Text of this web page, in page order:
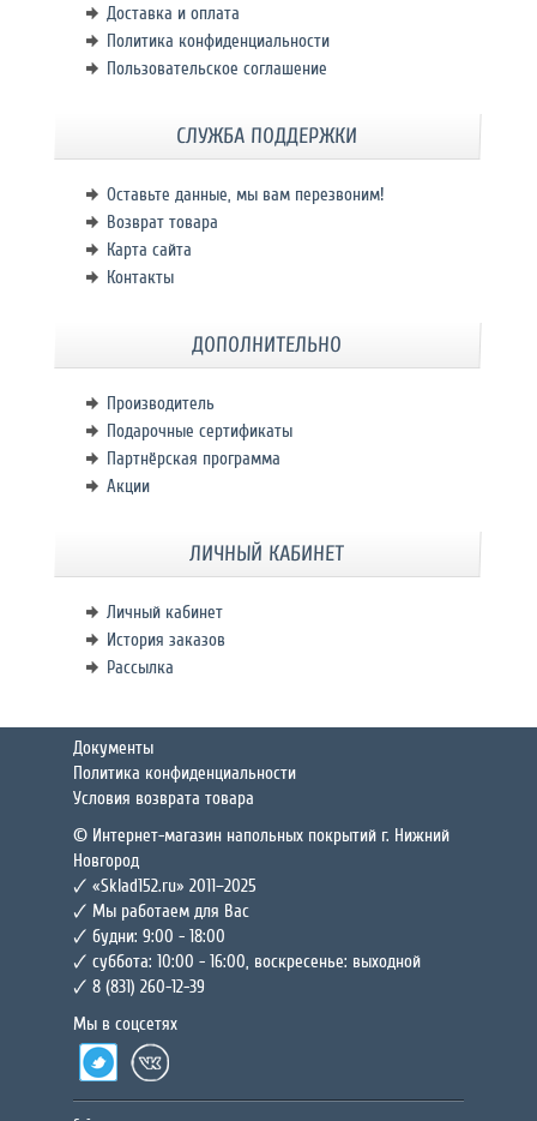
Доставка и оплата
Политика конфиденциальности
Пользовательское соглашение
СЛУЖБА ПОДДЕРЖКИ
Оставьте данные, мы вам перезвоним!
Возврат товара
Карта сайта
Контакты
ДОПОЛНИТЕЛЬНО
Производитель
Подарочные сертификаты
Партнёрская программа
Акции
ЛИЧНЫЙ КАБИНЕТ
Личный кабинет
История заказов
Рассылка
Документы
Политика конфиденциальности
Условия возврата товара
© Интернет-магазин напольных покрытий г. Нижний
Новгород
🗸 «Sklad152.ru» 2011–2025
🗸 Мы работаем для Вас
🗸 будни: 9:00 - 18:00
🗸 суббота: 10:00 - 16:00, воскресенье: выходной
🗸 8 (831) 260-12-39
Мы в соцсетях